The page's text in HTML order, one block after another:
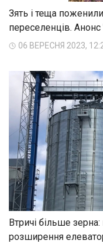
Зять і теща
переселенців.
06 ВЕРЕСНЯ 2023,
Втричі більше
розширення